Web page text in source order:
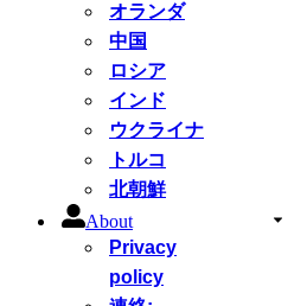
オランダ
中国
ロシア
インド
ウクライナ
トルコ
北朝鮮
About
Privacy
policy